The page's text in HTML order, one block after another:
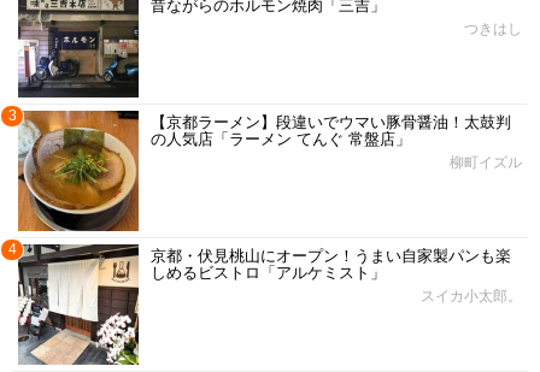
昔ながらのホルモン焼肉「三吉」
つきはし
3
【京都ラーメン】段違いでウマい豚骨醤油！太鼓判
の人気店「ラーメン てんぐ 常盤店」
柳町イズル
4
京都・伏見桃山にオープン！うまい自家製パンも楽
しめるビストロ「アルケミスト」
スイカ小太郎。